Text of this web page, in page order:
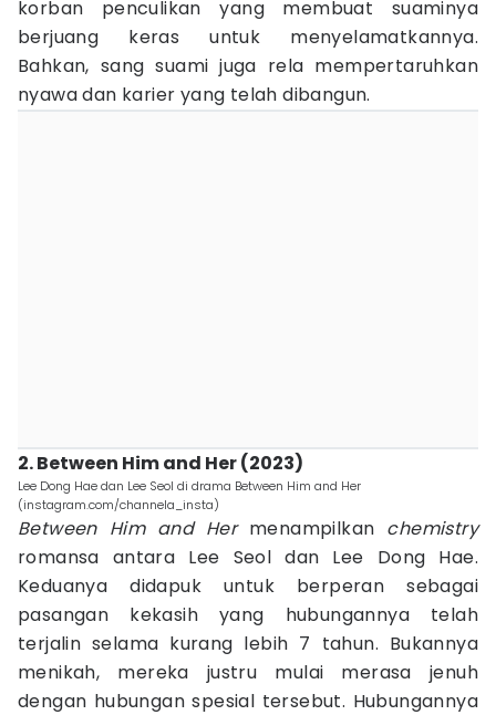
korban penculikan yang membuat suaminya
berjuang keras untuk menyelamatkannya.
Bahkan, sang suami juga rela mempertaruhkan
nyawa dan karier yang telah dibangun.
2. Between Him and Her (2023)
Lee Dong Hae dan Lee Seol di drama Between Him and Her
(instagram.com/channela_insta)
Between Him and Hermenampilkan chemistry
romansa antara Lee Seol dan Lee Dong Hae.
Keduanya didapuk untuk berperan sebagai
pasangan kekasih yang hubungannya telah
terjalin selama kurang lebih 7 tahun. Bukannya
menikah, mereka justru mulai merasa jenuh
dengan hubungan spesial tersebut. Hubungannya